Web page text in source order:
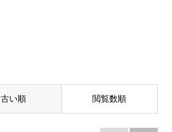
古い順 閲覧数順